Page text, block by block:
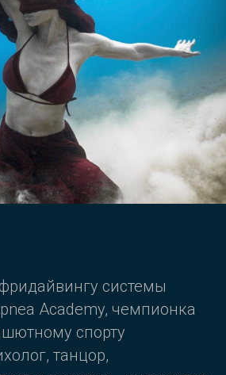
системы
Academy, чемпионка
спорту
танцор,